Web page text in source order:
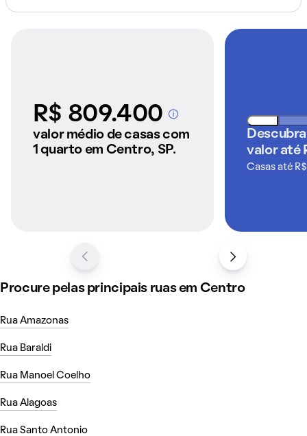
R$ 809.400A partir dos imóveis
anunciados pelo
valor médio de casas com
1 quarto em Centro, SP.
valor até
Casas até
Procure pelas principais ruas em Centro
Rua Amazonas
Rua Baraldi
Rua Manoel Coelho
Rua Alagoas
Rua Santo Antonio